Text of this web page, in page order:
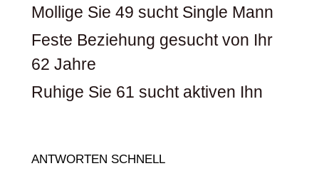
Mollige Sie 49 sucht Single Mann
Feste Beziehung gesucht von Ihr
62 Jahre
Ruhige Sie 61 sucht aktiven Ihn
ANTWORTEN SCHNELL